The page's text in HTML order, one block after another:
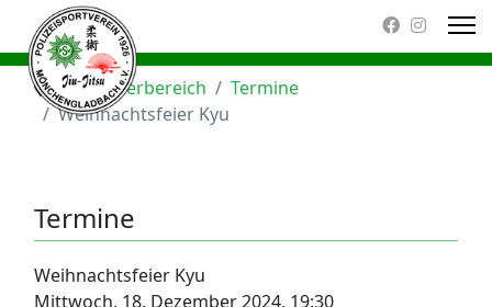
Mitgliederbereich
Termine
Weihnachtsfeier Kyu
Termine
Weihnachtsfeier Kyu
Mittwoch, 18. Dezember 2024, 19:30